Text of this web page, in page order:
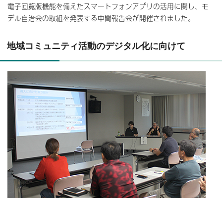
電子回覧版機能を備えたスマートフォンアプリの活用に関し、モ
デル自治会の取組を発表する中間報告会が開催されました。
地域コミュニティ活動のデジタル化に向けて